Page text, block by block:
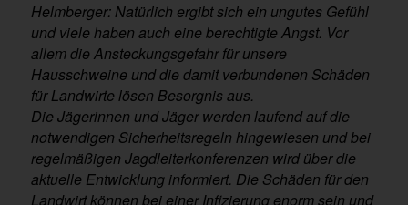
Helmberger: Natürlich ergibt sich ein ungutes Gefühl
und viele haben auch eine berechtigte Angst. Vor
allem die Ansteckungsgefahr für unsere
Hausschweine und die damit verbundenen Schäden
für Landwirte lösen Besorgnis aus.
Die Jägerinnen und Jäger werden laufend auf die
notwendigen Sicherheitsregeln hingewiesen und bei
regelmäßigen Jagdleiterkonferenzen wird über die
aktuelle Entwicklung informiert. Die Schäden für den
Landwirt können bei einer Infizierung enorm sein und